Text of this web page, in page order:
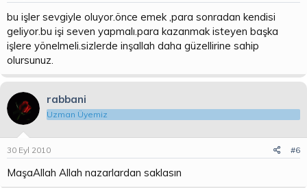
bu işler sevgiyle oluyor.önce emek ,para sonradan kendisi
geliyor.bu işi seven yapmalı.para kazanmak isteyen başka
işlere yönelmeli.sizlerde inşallah daha güzellirine sahip
olursunuz.
rabbani
Uzman Üyemiz
30 Eyl 2010 #6
MaşaAllah Allah nazarlardan saklasın